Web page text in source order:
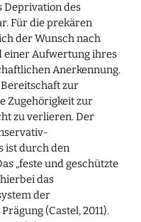
Deprivation des
Für die prekären
der Wunsch nach
einer Aufwertung ihres
Anerkennung.
zur
Zugehörigkeit zur
zu verlieren. Der
ist durch den
„feste und geschützte
das
der
(Castel, 2011).